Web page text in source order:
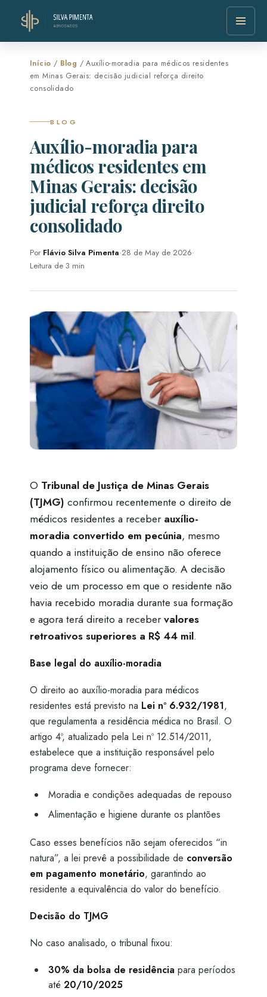
Início / Blog / Auxílio-moradia para médicos residentes
em Minas Gerais: decisão judicial reforça direito
consolidado
BLOG
Auxílio-moradia para
médicos residentes em
Minas Gerais: decisão
judicial reforça direito
consolidado
Por Flávio Silva Pimenta·28 de May de 2026·
Leitura de 3 min
O Tribunal de Justiça de Minas Gerais
(TJMG) confirmou recentemente o direito de
médicos residentes a receberauxílio-
moradia convertido em pecúnia, mesmo
quando a instituição de ensino não oferece
alojamento físico ou alimentação. A decisão
veio de um processo em que o residente não
havia recebido moradia durante sua formação
e agora terá direito a recebervalores
retroativos superiores a R$ 44 mil.
Base legal do auxílio-moradia
O direito ao auxílio-moradia para médicos
residentes está previsto na Lei nº 6.932/1981,
que regulamenta a residência médica no Brasil. O
artigo 4º, atualizado pela Lei nº 12.514/2011,
estabelece que a instituição responsável pelo
programa deve fornecer:
Moradia e condições adequadas de repouso
Alimentação e higiene durante os plantões
Caso esses benefícios não sejam oferecidos “in
natura”, a lei prevê a possibilidade de conversão
em pagamento monetário, garantindo ao
residente a equivalência do valor do benefício.
Decisão do TJMG
No caso analisado, o tribunal fixou:
30% da bolsa de residência para períodos
até 20/10/2025